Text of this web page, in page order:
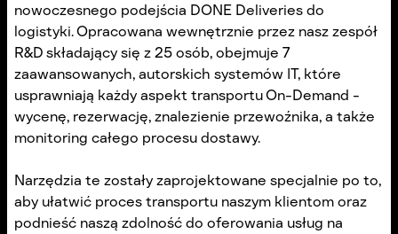
nowoczesnego podejścia DONE Deliveries do
logistyki. Opracowana wewnętrznie przez nasz zespół
R&D składający się z 25 osób, obejmuje 7
zaawansowanych, autorskich systemów IT, które
usprawniają każdy aspekt transportu On-Demand -
wycenę, rezerwację, znalezienie przewoźnika, a także
monitoring całego procesu dostawy.
Narzędzia te zostały zaprojektowane specjalnie po to,
aby ułatwić proces transportu naszym klientom oraz
podnieść naszą zdolność do oferowania usług na